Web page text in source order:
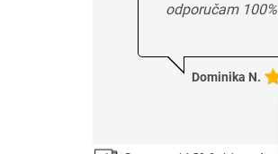
odporučam 100%
Dominika N.